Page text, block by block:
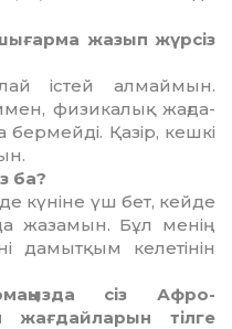
жазып жүрсіз
істей ал­маймын.
физикалық жағ­да­
Қазір, кешкі
ба?
күніне үш бет, кейде
жазамын. Бұл менің
дамытқым келетінін
сіз Афро-
жағдайларын тілге